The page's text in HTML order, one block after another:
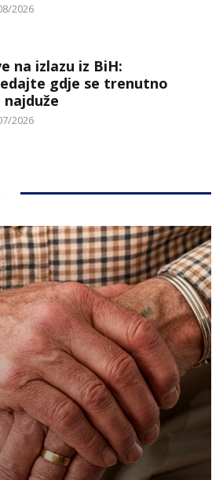
2026
na izlazu iz BiH:
gdje se trenutno
najduže
2026